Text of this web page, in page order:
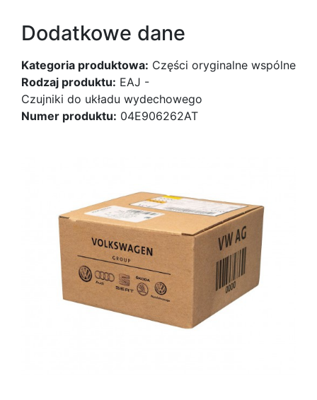
Dodatkowe dane
Kategoria produktowa: Części oryginalne wspólne
Rodzaj produktu: EAJ -
Czujniki do układu wydechowego
Numer produktu: 04E906262AT